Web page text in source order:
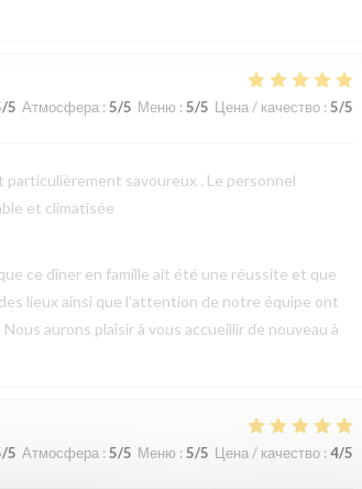
/5 Атмосфера : 5/5 Меню : 5/5 Цена / качество: 5/5
savoureux . Le personnel
et climatisée
ce dîner en famille ait été une réussite et que
lieux ainsi que l’attention de notre équipe ont
aurons plaisir à vous accueillir de nouveau à
/5 Атмосфера : 5/5 Меню : 5/5 Цена / качество: 4/5